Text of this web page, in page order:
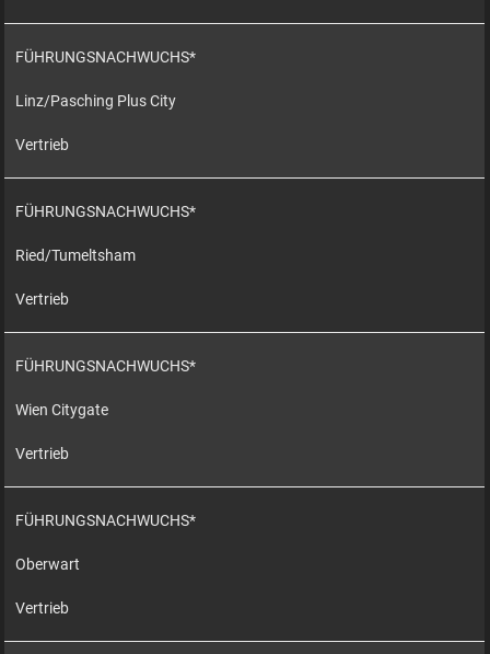
FÜHRUNGSNACHWUCHS*
Linz/Pasching Plus City
Vertrieb
FÜHRUNGSNACHWUCHS*
Ried/Tumeltsham
Vertrieb
FÜHRUNGSNACHWUCHS*
Wien Citygate
Vertrieb
FÜHRUNGSNACHWUCHS*
Oberwart
Vertrieb